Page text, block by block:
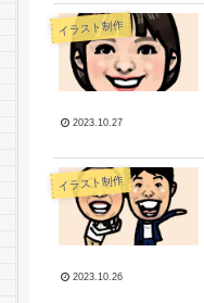
イラスト制作
2023.10.27
イラスト制作
2023.10.26